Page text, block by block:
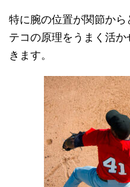
特に腕の位置が関節か
テコの原理をうまく活
きます。